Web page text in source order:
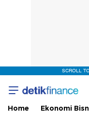
SCROLL
Home Ekonomi